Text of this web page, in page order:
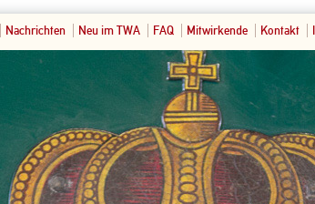
Nachrichten Neu im TWA FAQ Mitwirkende Kontakt